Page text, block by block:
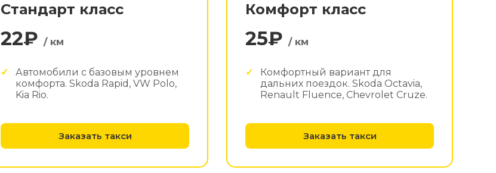
Стандарт класс
22₽ / км
Автомобили с базовым уровнем
комфорта. Skoda Rapid, VW Polo,
Kia Rio.
Заказать такси
Комфорт класс
25₽ / км
Комфортный вариант для
дальних поездок. Skoda Octavia,
Renault Fluence, Chevrolet Cruze.
Заказать такси